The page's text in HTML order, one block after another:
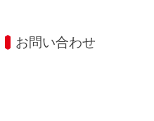
お問い合わせ